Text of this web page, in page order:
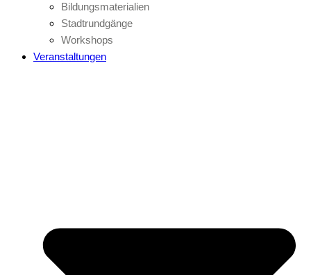
Bildungsmaterialien
Stadtrundgänge
Workshops
Veranstaltungen